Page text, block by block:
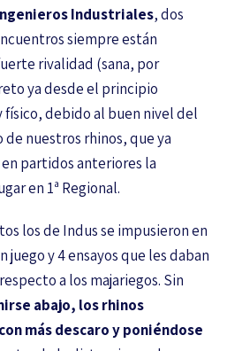
Industriales, dos
siempre están
rivalidad (sana, por
ya desde el principio
físico, debido al buen nivel del
nuestros rhinos, que ya
partidos anteriores la
en 1ª Regional.
los de Indus se impusieron en
juego y 4 ensayos que les daban
a los majariegos. Sin
abajo, los rhinos
más descaro y poniéndose